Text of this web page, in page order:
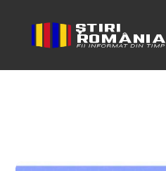
test de matematica